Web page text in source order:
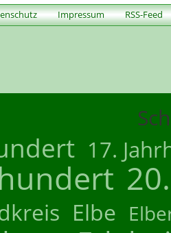
Impressum RSS-Feed
17.
Elbe